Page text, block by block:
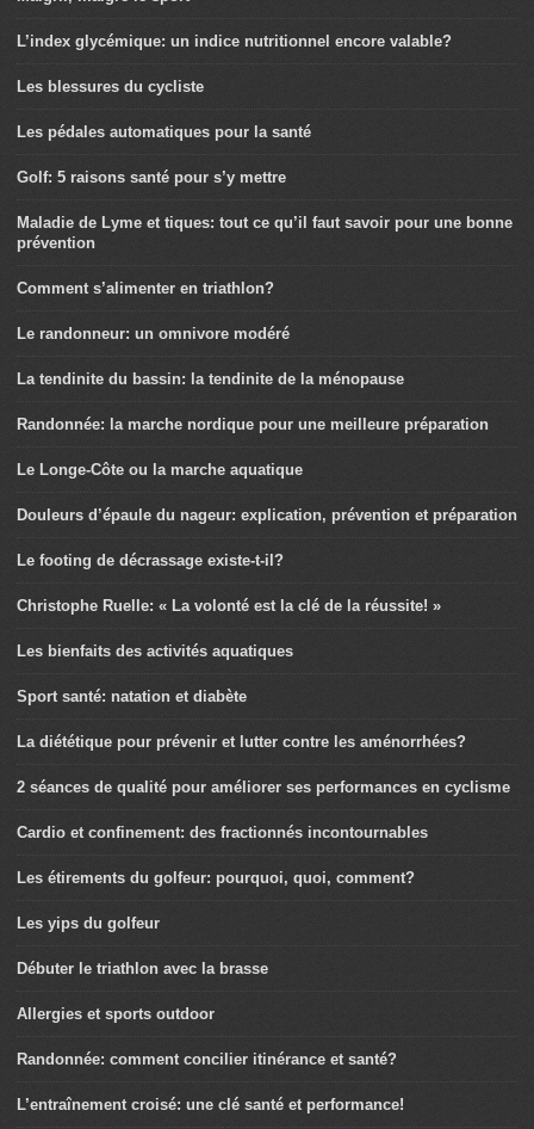
Maigrir, malgré le sport
L’index glycémique: un indice nutritionnel encore valable?
Les blessures du cycliste
Les pédales automatiques pour la santé
Golf: 5 raisons santé pour s’y mettre
prévention
Comment s’alimenter en triathlon?
Le randonneur: un omnivore modéré
La tendinite du bassin: la tendinite de la ménopause
Randonnée: la marche nordique pour une meilleure préparation
Le Longe-Côte ou la marche aquatique
Douleurs d’épaule du nageur: explication, prévention et préparation
Le footing de décrassage existe-t-il?
Christophe Ruelle: « La volonté est la clé de la réussite! »
Les bienfaits des activités aquatiques
Sport santé: natation et diabète
La diététique pour prévenir et lutter contre les aménorrhées?
2 séances de qualité pour améliorer ses performances en cyclisme
Cardio et confinement: des fractionnés incontournables
Les étirements du golfeur: pourquoi, quoi, comment?
Les yips du golfeur
Débuter le triathlon avec la brasse
Allergies et sports outdoor
Randonnée: comment concilier itinérance et santé?